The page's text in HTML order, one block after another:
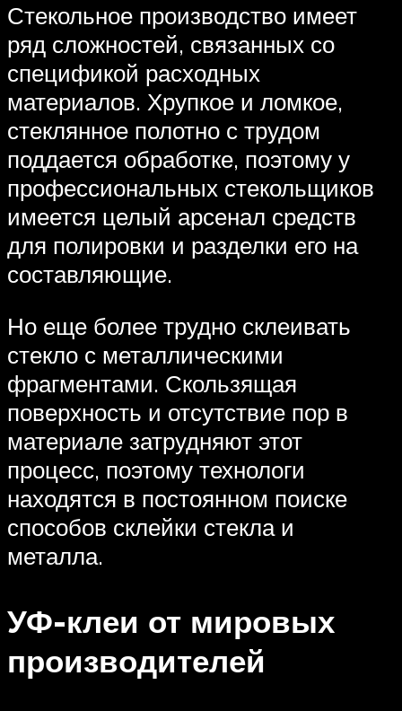
Стекольное производство имеет
ряд сложностей, связанных со
спецификой расходных
материалов. Хрупкое и ломкое,
стеклянное полотно с трудом
поддается обработке, поэтому у
профессиональных стекольщиков
имеется целый арсенал средств
для полировки и разделки его на
составляющие.
Но еще более трудно склеивать
стекло с металлическими
фрагментами. Скользящая
поверхность и отсутствие пор в
материале затрудняют этот
процесс, поэтому технологи
находятся в постоянном поиске
способов склейки стекла и
металла.
УФ-клеи от мировых
производителей